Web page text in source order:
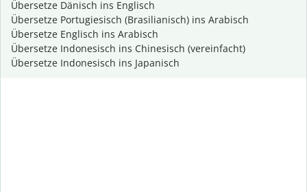
Übersetze Dänisch ins Englisch
Übersetze Portugiesisch (Brasilianisch) ins Arabisch
Übersetze Englisch ins Arabisch
Übersetze Indonesisch ins Chinesisch (vereinfacht)
Übersetze Indonesisch ins Japanisch